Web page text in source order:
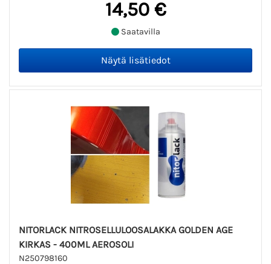
14,50 €
Saatavilla
NITORLACK NITROSELLULOOSALAKKA GOLDEN AGE
KIRKAS - 400ML AEROSOLI
N250798160